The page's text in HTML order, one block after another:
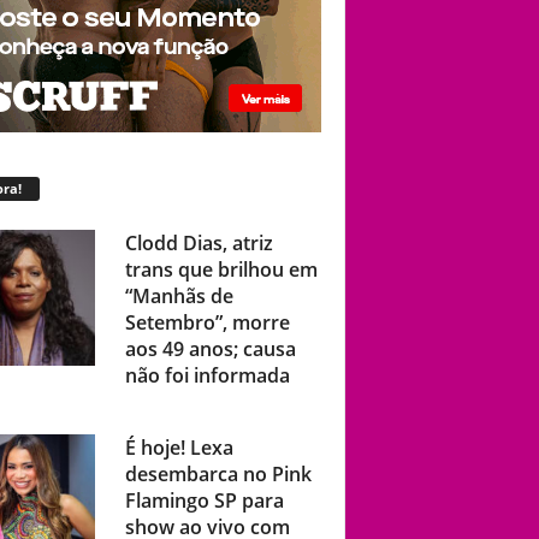
Clodd Dias, atriz
trans que brilhou em
“Manhãs de
Setembro”, morre
aos 49 anos; causa
não foi informada
É hoje! Lexa
desembarca no Pink
Flamingo SP para
show ao vivo com